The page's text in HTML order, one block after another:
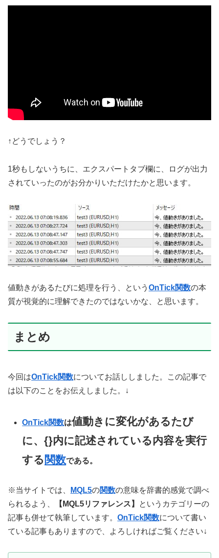
↑どうでしょう？
1秒もしないうちに、エクスパートタブ欄に、ログが出力
されていったのがお分かりいただけたかと思います。
値動きがあるたびに処理を行う、という OnTick関数の本
質が視覚的に理解できたのではないかな、と思います。
まとめ
今回はOnTick関数についてお話ししました。この記事で
は以下のことをお伝えしました。↓
OnTick関数は値動きに変化があるたび
に、{}内に記述されている内容を実行
する 関数である。
※当サイトでは、 MQL5の関数の意味を辞書的感覚で調べ
られるよう、
【MQL5リファレンス】
というカテゴリーの
記事も併せて執筆しています。 OnTick関数について書い
ている記事もありますので、よろしければご覧ください↓